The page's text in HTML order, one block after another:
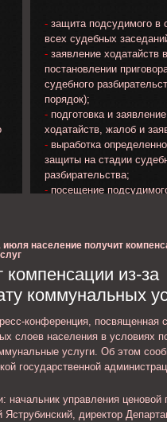
-защита подсудимого в
всех судебных
-заявление ходатайств
постановлении
судебного
порядок);
-подготовка и
ходатайств, жалоб и
-выработка
защиты на стадии
разбирательства;
-посещение
-ознакомление с
содержанию.
июля население получит
из-за
коммунальных
конференция, посвященная
слоев населения в условиях
услуги. Об этом
государственной
начальник управления ценовой
директор